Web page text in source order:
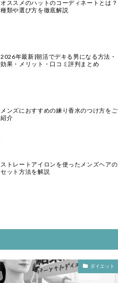
オススメのハットのコーディネートとは？
種類や選び方を徹底解説
2026年最新|朝活でデキる男になる方法・
効果・メリット・口コミ評判まとめ
メンズにおすすめの練り香水のつけ方をご
紹介
ストレートアイロンを使ったメンズヘアの
セット方法を解説
ダイエット